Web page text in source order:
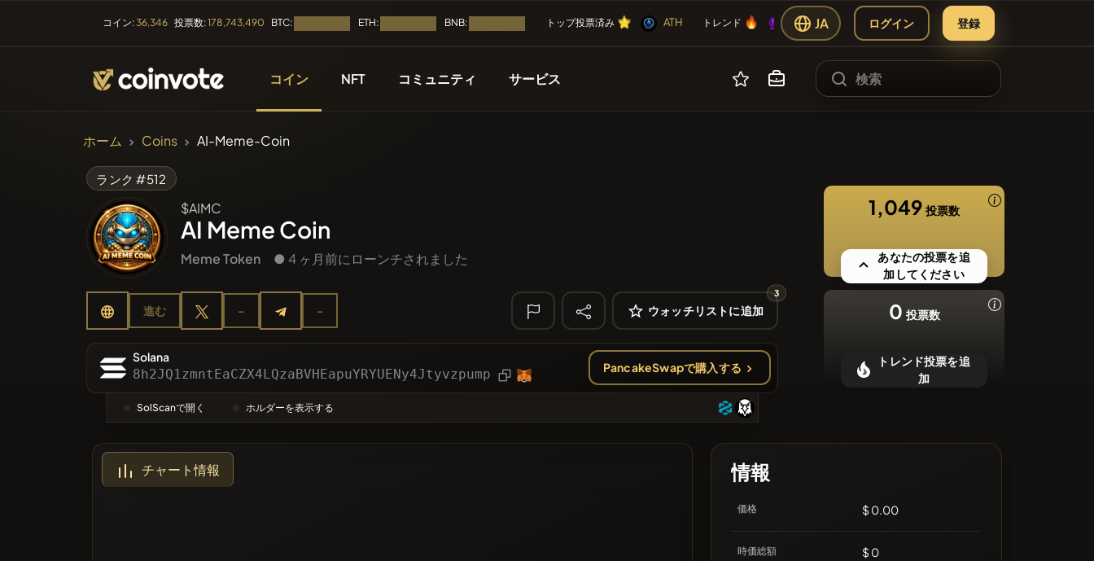
コイン:36,346 投票数:178,743,490 BTC: ETH: BNB: トップ投票済み ⭐
⭐
⭐
⭐ ATH トレンド 🔥
🔥
🔥
🔥 MANIAJA ログイン 登録
コイン
最近リスト化された
トレンド
カテゴリー
最も投票された
NFT コミュニティ サービス
ICO
#2872
#276
PERFI PEEFITOKEN #1849
🔎 最近の検索
❌最近のコインはありません
ホーム Coins AI-Meme-Coin
ランク #512
$AIMC
AI Meme Coin
Meme Token ● 4 ヶ月前にローンチされました
進む - - ウォッチリストに追加
3
Solana
8h2JQ1zmntEaCZX4LQzaBVHEapuYRYUENy4Jtyvzpump PancakeSwapで購入する
SolScanで開く ホルダーを表示する
1,049 投票数
あなたの投票を追
加してください
0 投票数
トレンド投票を追
加
チャート情報 情報
価格 $ 0.00
時価総額 $ 0